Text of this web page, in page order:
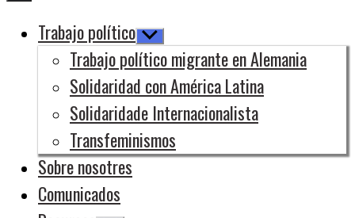
Trabajo político Mostrar
el
submenú
Trabajo político migrante en Alemania
Solidaridad con América Latina
Solidaridade Internacionalista
Transfeminismos
Sobre nosotres
Comunicados